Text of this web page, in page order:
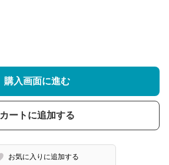
購入画面に進む
カートに追加する
お気に入りに追加する